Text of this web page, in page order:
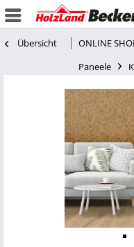
Übersicht ONLINE
Paneele